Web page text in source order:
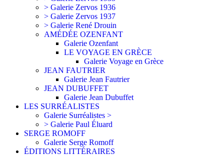
> Galerie Zervos 1936
> Galerie Zervos 1937
> Galerie René Drouin
AMÉDÉE OZENFANT
Galerie Ozenfant
LE VOYAGE EN GRÈCE
Galerie Voyage en Grèce
JEAN FAUTRIER
Galerie Jean Fautrier
JEAN DUBUFFET
Galerie Jean Dubuffet
LES SURRÉALISTES
Galerie Surréalistes >
> Galerie Paul Éluard
SERGE ROMOFF
Galerie Serge Romoff
ÉDITIONS LITTÉRAIRES